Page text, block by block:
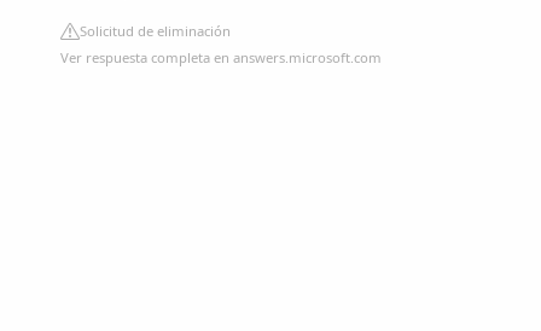
Solicitud de eliminación
Ver respuesta completa en answers.microsoft.com